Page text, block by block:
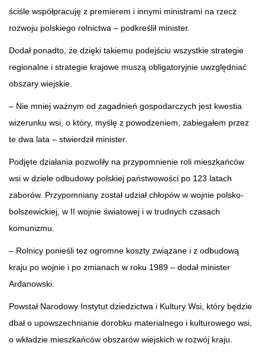
ściśle współpracuję z premierem i innymi ministrami na rzecz
rozwoju polskiego rolnictwa – podkreślił minister.
Dodał ponadto, że dzięki takiemu podejściu wszystkie strategie
regionalne i strategie krajowe muszą obligatoryjnie uwzględniać
obszary wiejskie.
– Nie mniej ważnym od zagadnień gospodarczych jest kwestia
wizerunku wsi, o który, myślę z powodzeniem, zabiegałem przez
te dwa lata – stwierdził minister.
Podjęte działania pozwoliły na przypomnienie roli mieszkańców
wsi w dziele odbudowy polskiej państwowości po 123 latach
zaborów. Przypomniany został udział chłopów w wojnie polsko-
bolszewickiej, w II wojnie światowej i w trudnych czasach
komunizmu.
– Rolnicy ponieśli tez ogromne koszty związane i z odbudową
kraju po wojnie i po zmianach w roku 1989 – dodał minister
Ardanowski.
Powstał Narodowy Instytut dziedzictwa i Kultury Wsi, który będzie
dbał o upowszechnianie dorobku materialnego i kulturowego wsi,
o wkładzie mieszkańców obszarów wiejskich w rozwój kraju.